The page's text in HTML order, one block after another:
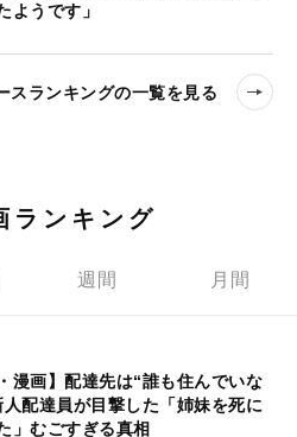
ようです」
スランキングの一覧を見る
ランキング
週間 月間
漫画】配達先は“誰も住んでいな
配達員が目撃した「姉妹を死に
」むごすぎる真相